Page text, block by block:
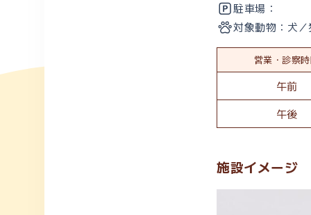
駐車場：
対象動物： 犬
営業・診察
午前
午後
施設イメージ